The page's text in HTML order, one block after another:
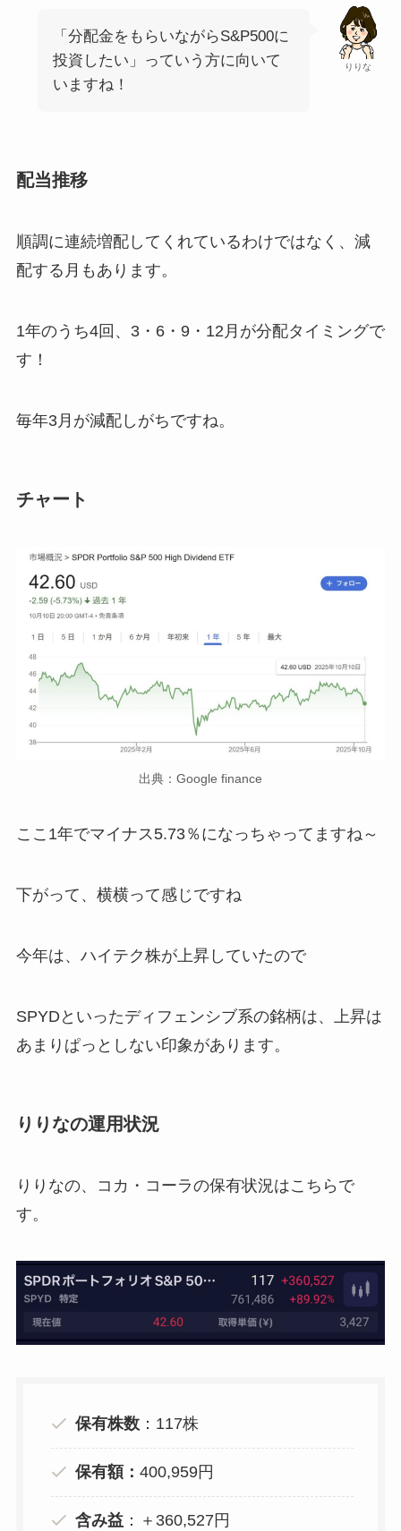
りりな
「分配金をもらいながらS&P500に
投資したい」っていう方に向いて
いますね！
配当推移
順調に連続増配してくれているわけではなく、減
配する月もあります。
1年のうち4回、3・6・9・12月が分配タイミングで
す！
毎年3月が減配しがちですね。
チャート
出典：Google finance
ここ1年でマイナス5.73％になっちゃってますね～
下がって、横横って感じですね
今年は、ハイテク株が上昇していたので
SPYDといったディフェンシブ系の銘柄は、上昇は
あまりぱっとしない印象があります。
りりなの運用状況
りりなの、コカ・コーラの保有状況はこちらで
す。
保有株数 ：117株
保有額：400,959円
含み益 ：＋360,527円